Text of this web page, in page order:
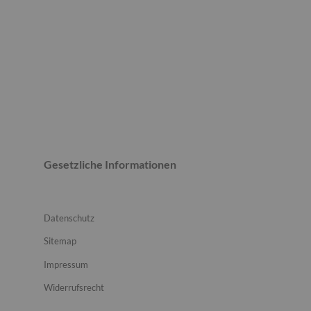
Gesetzliche Informationen
Datenschutz
Sitemap
Impressum
Widerrufsrecht